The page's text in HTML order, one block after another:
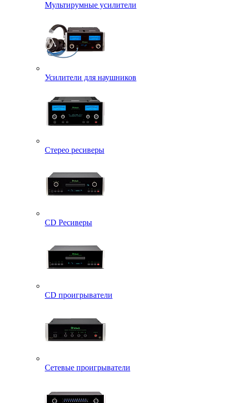
Мультирумные усилители
Усилители для наушников
Стерео ресиверы
CD Ресиверы
CD проигрыватели
Сетевые проигрыватели